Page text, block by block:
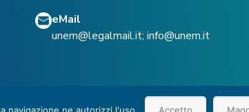
eMail
unem@legalmail.it;info@unem.it
navigazione ne autorizzi l'uso.